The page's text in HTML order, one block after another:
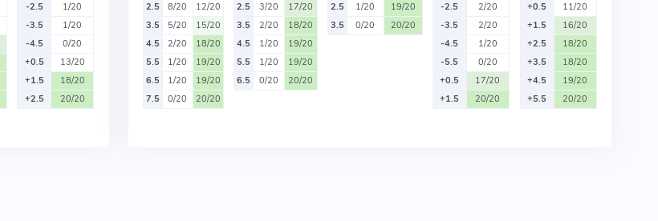
-2.5
1/20
-3.5
1/20
-4.5
0/20
+0.5
13/20
+1.5
18/20
+2.5
20/20
2.5
8/20
12/20
3.5
5/20
15/20
4.5
2/20
18/20
5.5
1/20
19/20
6.5
1/20
19/20
7.5
0/20 20/20
2.5
3/20
17/20
3.5
2/20
18/20
4.5
1/20
19/20
5.5
1/20
19/20
6.5
0/20 20/20
2.5
1/20
19/20
3.5
0/20 20/20
-2.5
2/20
-3.5
2/20
-4.5
1/20
-5.5
0/20
+0.5
17/20
+1.5
20/20
+0.5
11/20
+1.5
16/20
+2.5
18/20
+3.5
18/20
+4.5
19/20
+5.5
20/20